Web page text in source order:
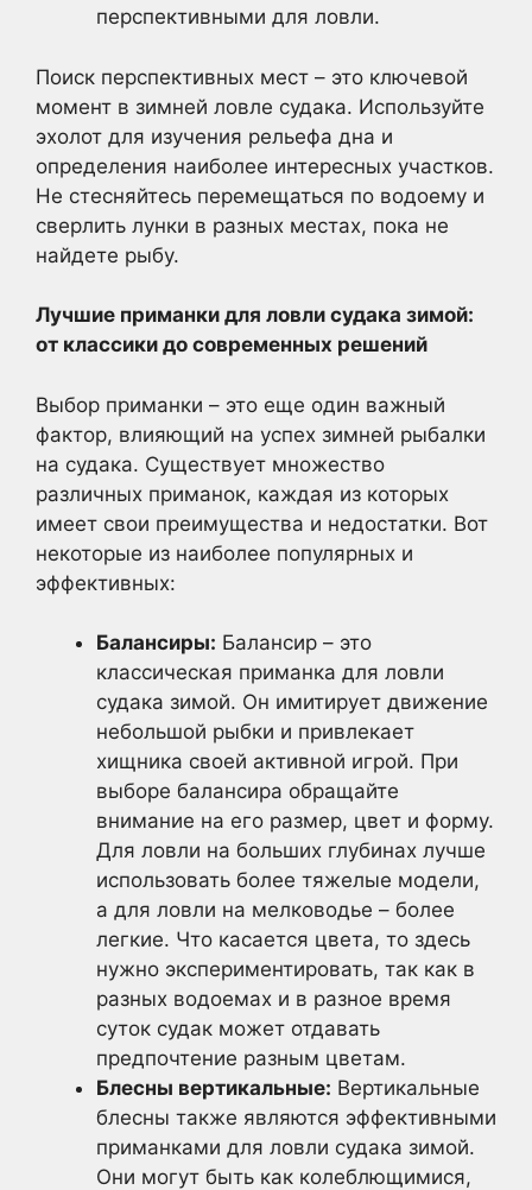
перспективными для ловли.
Поиск перспективных мест – это ключевой
момент в зимней ловле судака. Используйте
эхолот для изучения рельефа дна и
определения наиболее интересных участков.
Не стесняйтесь перемещаться по водоему и
сверлить лунки в разных местах, пока не
найдете рыбу.
Лучшие приманки для ловли судака зимой:
от классики до современных решений
Выбор приманки – это еще один важный
фактор, влияющий на успех зимней рыбалки
на судака. Существует множество
различных приманок, каждая из которых
имеет свои преимущества и недостатки. Вот
некоторые из наиболее популярных и
эффективных:
Балансиры: Балансир – это
классическая приманка для ловли
судака зимой. Он имитирует движение
небольшой рыбки и привлекает
хищника своей активной игрой. При
выборе балансира обращайте
внимание на его размер, цвет и форму.
Для ловли на больших глубинах лучше
использовать более тяжелые модели,
а для ловли на мелководье – более
легкие. Что касается цвета, то здесь
нужно экспериментировать, так как в
разных водоемах и в разное время
суток судак может отдавать
предпочтение разным цветам.
Блесны вертикальные: Вертикальные
блесны также являются эффективными
приманками для ловли судака зимой.
Они могут быть как колеблющимися,